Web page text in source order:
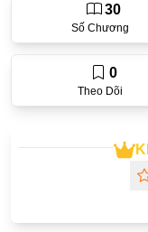
Gender Bender
Yaoi
Số Chương
30
Theo Dõi
0